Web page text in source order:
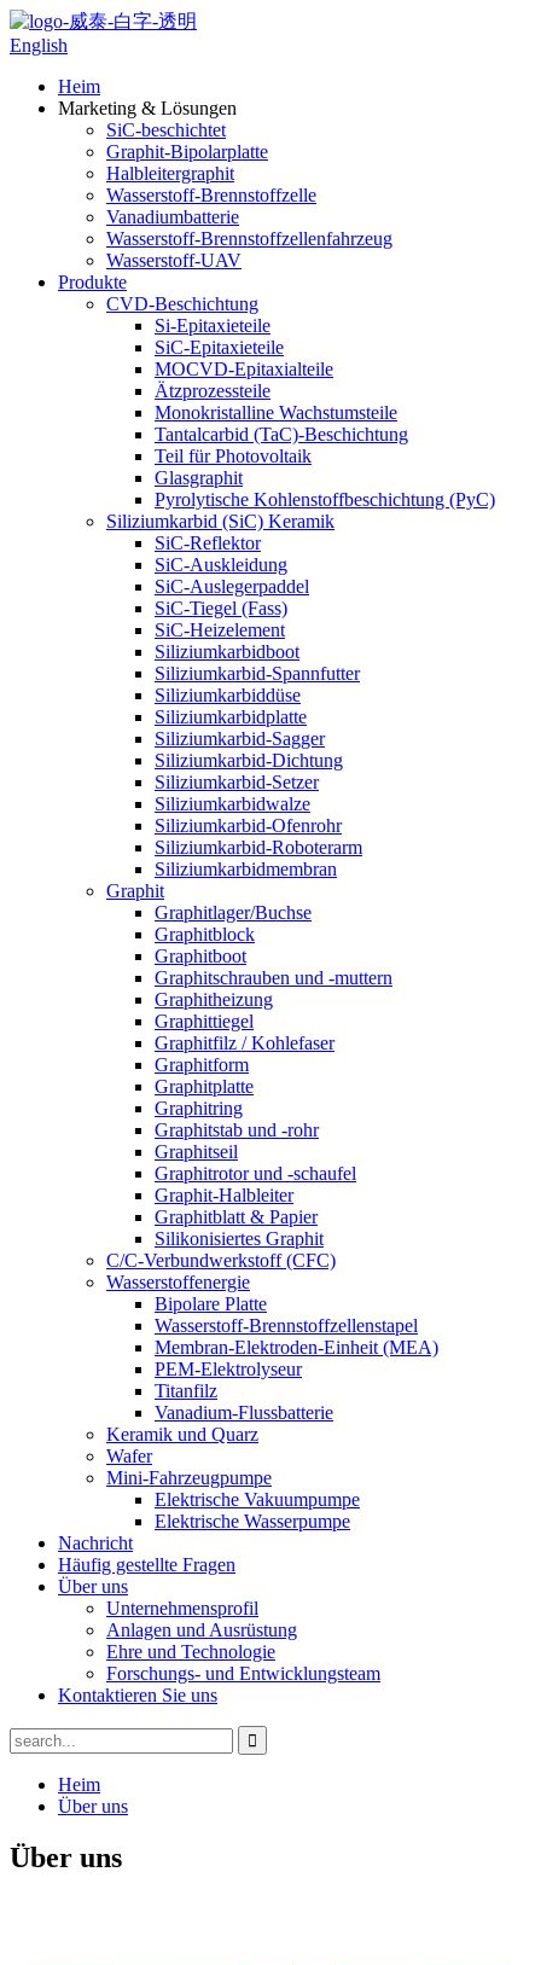
English
Heim
Marketing & Lösungen
SiC-beschichtet
Graphit-Bipolarplatte
Halbleitergraphit
Wasserstoff-Brennstoffzelle
Vanadiumbatterie
Wasserstoff-Brennstoffzellenfahrzeug
Wasserstoff-UAV
Produkte
CVD-Beschichtung
Si-Epitaxieteile
SiC-Epitaxieteile
MOCVD-Epitaxialteile
Ätzprozessteile
Monokristalline Wachstumsteile
Tantalcarbid (TaC)-Beschichtung
Teil für Photovoltaik
Glasgraphit
Pyrolytische Kohlenstoffbeschichtung (PyC)
Siliziumkarbid (SiC) Keramik
SiC-Reflektor
SiC-Auskleidung
SiC-Auslegerpaddel
SiC-Tiegel (Fass)
SiC-Heizelement
Siliziumkarbidboot
Siliziumkarbid-Spannfutter
Siliziumkarbiddüse
Siliziumkarbidplatte
Siliziumkarbid-Sagger
Siliziumkarbid-Dichtung
Siliziumkarbid-Setzer
Siliziumkarbidwalze
Siliziumkarbid-Ofenrohr
Siliziumkarbid-Roboterarm
Siliziumkarbidmembran
Graphit
Graphitlager/Buchse
Graphitblock
Graphitboot
Graphitschrauben und -muttern
Graphitheizung
Graphittiegel
Graphitfilz / Kohlefaser
Graphitform
Graphitplatte
Graphitring
Graphitstab und -rohr
Graphitseil
Graphitrotor und -schaufel
Graphit-Halbleiter
Graphitblatt & Papier
Silikonisiertes Graphit
C/C-Verbundwerkstoff (CFC)
Wasserstoffenergie
Bipolare Platte
Wasserstoff-Brennstoffzellenstapel
Membran-Elektroden-Einheit (MEA)
PEM-Elektrolyseur
Titanfilz
Vanadium-Flussbatterie
Keramik und Quarz
Wafer
Mini-Fahrzeugpumpe
Elektrische Vakuumpumpe
Elektrische Wasserpumpe
Nachricht
Häufig gestellte Fragen
Über uns
Unternehmensprofil
Anlagen und Ausrüstung
Ehre und Technologie
Forschungs- und Entwicklungsteam
Kontaktieren Sie uns
Heim
Über uns
Über uns